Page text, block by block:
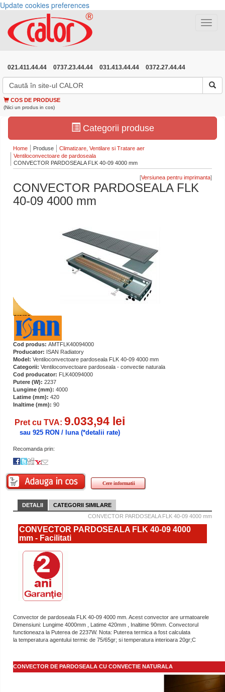
Update cookies preferences
Toggle
021.411.44.44 0737.23.44.44 031.413.44.44 0372.27.44.44
COS DE PRODUSE
(Nici un produs in cos)
Categorii produse
Home Produse
Climatizare, Ventilare si Tratare aer
Ventiloconvectoare de pardoseala
CONVECTOR PARDOSEALA FLK 40-09 4000 mm
[ ]
CONVECTOR PARDOSEALA FLK
40-09 4000 mm
Cod produs: AMTFLK40094000
Producator: ISAN Radiatory
Model: Ventiloconvectoare pardoseala FLK 40-09 4000 mm
Categorii: Ventiloconvectoare pardoseala - convectie naturala
Cod producator: FLK40094000
Putere (W): 2237
Lungime (mm): 4000
Latime (mm): 420
Inaltime (mm): 90
Pret cu TVA: 9.033,94 lei
sau 925 RON / luna (*detalii rate)
Recomanda prin:
Cere informatii
DETALII
CATEGORII SIMILARE
CONVECTOR PARDOSEALA FLK 40-09 4000 mm
CONVECTOR PARDOSEALA FLK 40-09 4000
mm - Facilitati
Convector de pardoseala FLK 40-09 4000 mm. Acest convector are urmatoarele
Dimensiuni: Lungime 4000mm , Latime 420mm , Inaltime 90mm. Convectorul
functioneaza la Puterea de 2237W. Nota: Puterea termica a fost calculata
la temperatura agentului termic de 75/65gr; si temperatura interioara 20gr;C
CONVECTOR DE PARDOSEALA CU CONVECTIE NATURALA